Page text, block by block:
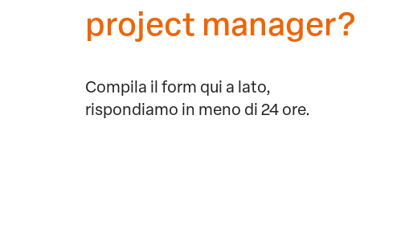
project manager?
Compila il form qui a lato,
rispondiamo in meno di 24 ore.